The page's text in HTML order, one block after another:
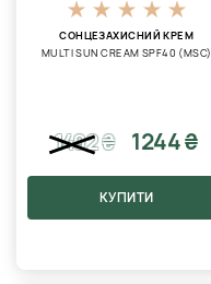
СОНЦЕЗАХИСНИЙ КРЕМ
MULTI SUN CREAM SPF40 (MSC)
1492₴ 1244 ₴
КУПИТИ